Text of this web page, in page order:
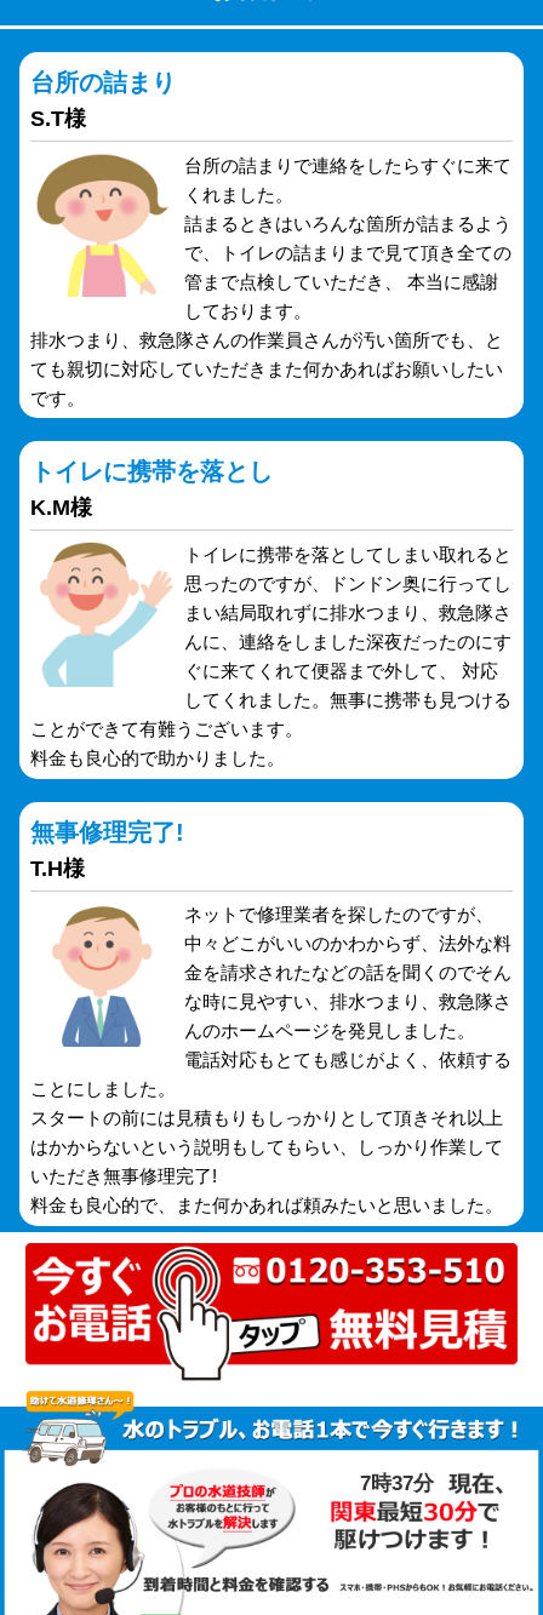
台所の詰まり
S.T様
台所の詰まりで連絡をしたらすぐに来て
くれました。
詰まるときはいろんな箇所が詰まるよう
で、トイレの詰まりまで見て頂き全ての
管まで点検していただき、 本当に感謝
しております。
排水つまり、救急隊さんの作業員さんが汚い箇所でも、と
ても親切に対応していただきまた何かあればお願いしたい
です。
トイレに携帯を落とし
K.M様
トイレに携帯を落としてしまい取れると
思ったのですが、ドンドン奥に行ってし
まい結局取れずに排水つまり、救急隊さ
んに、連絡をしました深夜だったのにす
ぐに来てくれて便器まで外して、 対応
してくれました。無事に携帯も見つける
ことができて有難うございます。
料金も良心的で助かりました。
無事修理完了!
T.H様
ネットで修理業者を探したのですが、
中々どこがいいのかわからず、法外な料
金を請求されたなどの話を聞くのでそん
な時に見やすい、排水つまり、救急隊さ
んのホームページを発見しました。
電話対応もとても感じがよく、依頼する
ことにしました。
スタートの前には見積もりもしっかりとして頂きそれ以上
はかからないという説明もしてもらい、しっかり作業して
いただき無事修理完了!
料金も良心的で、また何かあれば頼みたいと思いました。
7時37分